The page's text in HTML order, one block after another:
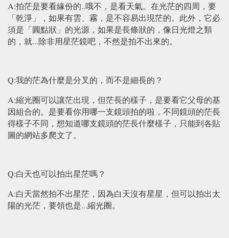
A:拍茫是要看緣份的..哦不，是看天氣。在光茫的四周，要
「乾淨」，如果有雲、霧，是不容易出現茫的。此外，它必
須是「圓點狀」的光源，如果是長條狀的，像日光燈之類
的，就...除非用星茫鏡吧，不然是拍不出來的。
Q:我的茫為什麼是分叉的，而不是細長的？
A:縮光圈可以讓茫出現，但茫長的樣子，是要看它父母的基
因組合的。是要看你用哪一支鏡頭拍的啦，不同鏡頭的茫長
得樣子不同，想知道哪支鏡頭的茫長什麼樣子，只能到各貼
圖的網站多爬文了。
Q:白天也可以拍出星茫嗎？
A:白天當然拍不出星茫，因為白天沒有星星，但可以拍出太
陽的光茫，要領也是...縮光圈。